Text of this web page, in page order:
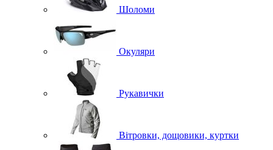
Шоломи
Окуляри
Рукавички
Вітровки, дощовики, куртки